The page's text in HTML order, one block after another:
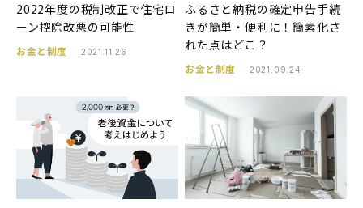
2022年度の税制改正で住宅ロ
ーン控除改悪の可能性
お金と制度 2021.11.26
ふるさと納税の確定申告手続
きが簡単・便利に！簡素化さ
れた点はどこ？
お金と制度 2021.09.24